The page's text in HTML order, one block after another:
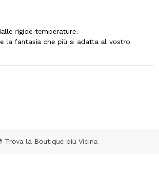
rigide temperature.
la fantasia che più si adatta al vostro
Trova la Boutique più Vicina